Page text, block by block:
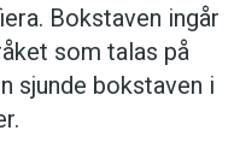
Bokstaven ingår
som talas på
sjunde bokstaven i